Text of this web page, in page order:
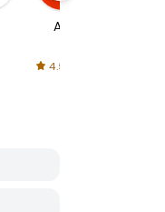
AliExpress
4.5